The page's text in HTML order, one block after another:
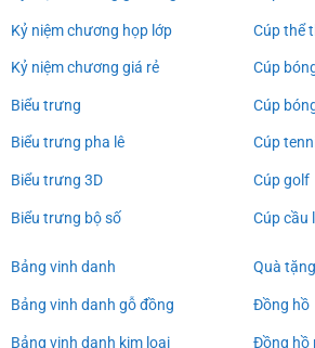
Kỷ niệm chương họp lớp
Kỷ niệm chương giá rẻ
Biểu trưng
Biểu trưng pha lê
Biểu trưng 3D
Biểu trưng bộ số
Cúp thể
Cúp
Cúp
Cúp
Cúp golf
Cúp cầu
Bảng vinh danh
Bảng vinh danh gỗ đồng
Bảng vinh danh kim loại
Quà
Đồng hồ
Đồng hồ